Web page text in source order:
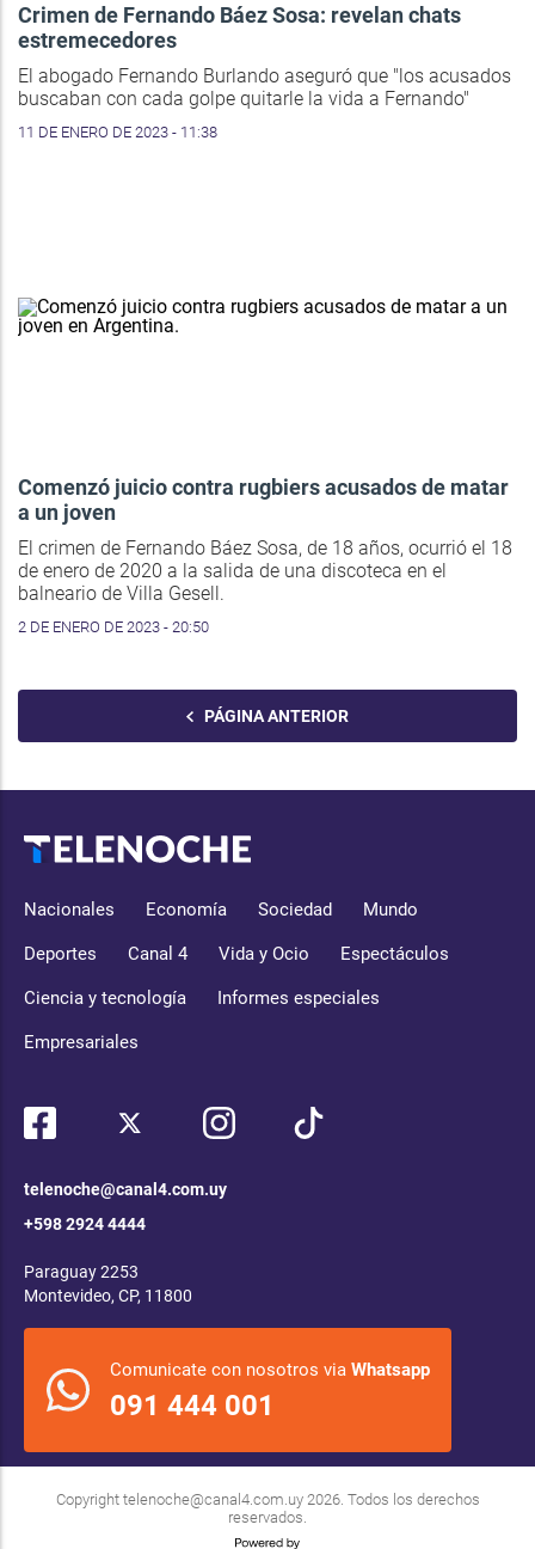
Crimen de Fernando Báez Sosa: revelan chats
estremecedores
El abogado Fernando Burlando aseguró que "los acusados
buscaban con cada golpe quitarle la vida a Fernando"
11 DE ENERO DE 2023 - 11:38
Comenzó juicio contra rugbiers acusados de matar
a un joven
El crimen de Fernando Báez Sosa, de 18 años, ocurrió el 18
de enero de 2020 a la salida de una discoteca en el
balneario de Villa Gesell.
2 DE ENERO DE 2023 - 20:50
PÁGINA ANTERIOR
Nacionales Economía Sociedad Mundo
Deportes Canal 4 Vida y Ocio Espectáculos
Ciencia y tecnología Informes especiales
Empresariales
telenoche@canal4.com.uy
+598 2924 4444
Paraguay 2253
Montevideo, CP, 11800
Comunicate con nosotros via Whatsapp
091 444 001
Copyright telenoche@canal4.com.uy2026. Todos los derechos
reservados.